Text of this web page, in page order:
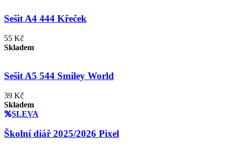
Sešit A4 444 Křeček
55 Kč
Skladem
Sešit A5 544 Smiley World
39 Kč
Skladem
SLEVA
Školní diář 2025/2026 Pixel